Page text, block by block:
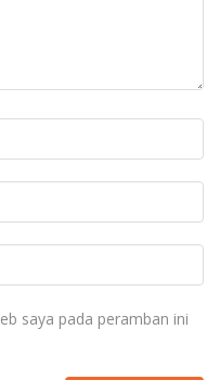
saya pada peramban ini